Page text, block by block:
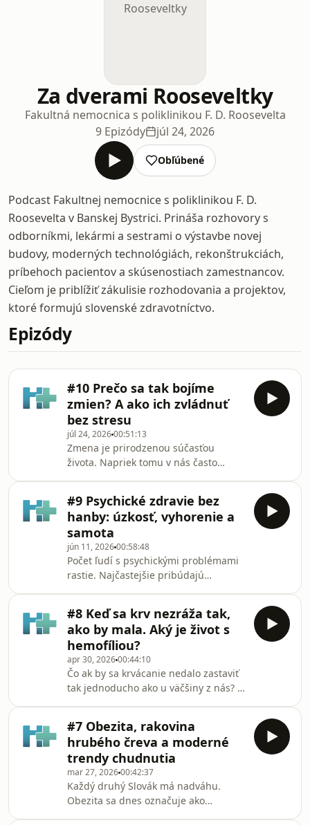
Za dverami Rooseveltky
Fakultná nemocnica s poliklinikou F. D. Roosevelta
9 Epizódy
júl 24, 2026
Obľúbené
Podcast Fakultnej nemocnice s poliklinikou F. D.
Roosevelta v Banskej Bystrici. Prináša rozhovory s
odborníkmi, lekármi a sestrami o výstavbe novej
budovy, moderných technológiách, rekonštrukciách,
príbehoch pacientov a skúsenostiach zamestnancov.
Cieľom je priblížiť zákulisie rozhodovania a projektov,
ktoré formujú slovenské zdravotníctvo.
Epizódy
#10 Prečo sa tak bojíme
zmien? A ako ich zvládnuť
bez stresu
júl 24, 202600:51:13
Zmena je prirodzenou súčasťou
života. Napriek tomu v nás často
prečo sa niektorí ľudia dokážu
zmenám prispôsobiť jednoduchšie
ako iní?S psychologičkou,
medzinárodne certifikovanou koučkou
a školiteľkou PhDr. Máriou Ruskovou,
MBA, PCC sa rozprávame o tom, čo sa
deje v našej hlave, keď sa mení svet
okolo nás. Hovoríme o odo
#9 Psychické zdravie bez
hanby: úzkosť, vyhorenie a
samota
jún 11, 202600:58:48
Počet ľudí s psychickými problémami
rastie. Najčastejšie pribúdajú
osobnosti u mladých ľudí. Prečo sa to
deje? Prečo niekto zvládne aj veľmi
náročné životné obdobie, zatiaľ čo
iného podobná situácia psychicky
zlomí?V novej epizóde podcastu Za
dverami Rooseveltky sa s MUDr.
Michalom Patarákom, PhD.,
prednostom psychiatrickej kliniky, ro
#8 Keď sa krv nezráža tak,
ako by mala. Aký je život s
hemofíliou?
apr 30, 202600:44:10
Čo ak by sa krvácanie nedalo zastaviť
tak jednoducho ako u väčšiny z nás? A
aby vaše telo fungovalo „bezpečne“?
Na Slovensku žije približne 3 000
pacientov s poruchami zrážania krvi. V
našom centre ich sledujeme približne
200. Pre mnohých z nich je liečba
každodennou realitou. Hemofília je
ochorenie, ktoré si väčšina ľudí stál
#7 Obezita, rakovina
hrubého čreva a moderné
trendy chudnutia
mar 27, 202600:42:37
Každý druhý Slovák má nadváhu.
Obezita sa dnes označuje ako